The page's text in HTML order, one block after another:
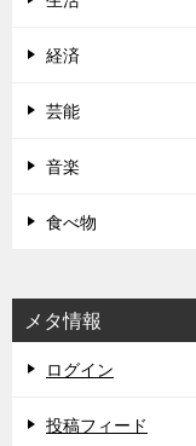
経済
芸能
音楽
食べ物
メタ情報
ログイン
投稿フィード